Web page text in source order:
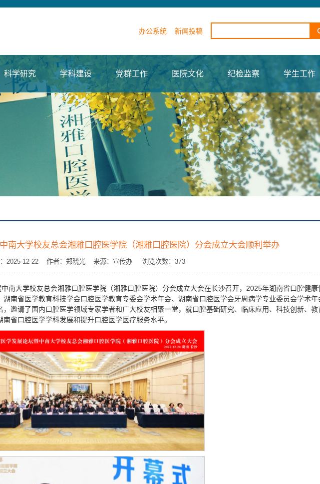
办公系统 新闻投稿
科学研究 学科建设 党群工作 医院文化 纪检监察 学生工作
南大学校友总会湘雅口腔医学院（湘雅口腔医院）分会成立大会顺利举办
：2025-12-22 作者：郑晓光 来源：宣传办 浏览次数： 373
南大学校友总会湘雅口腔医学院（湘雅口腔医院）分会成立大会在长沙召开，2025年湖南省口腔健康
南省医学教育科技学会口腔医学教育专委会学术年会、湖南省口腔医学会牙周病学专业委员会学术年
邀请了国内口腔医学领域专家学者和广大校友相聚一堂，就口腔基础研究、临床应用、科技创新、教
省口腔医学学科发展和提升口腔医学医疗服务水平。